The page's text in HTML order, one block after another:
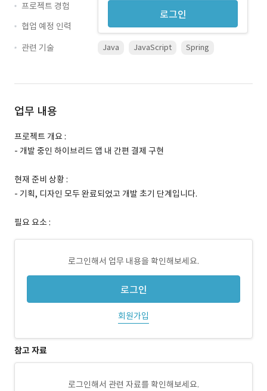
로그인
프로젝트 경험
협업 예정 인력
관련 기술
Java JavaScript Spring
업무 내용
프로젝트 개요 :
- 개발 중인 하이브리드 앱 내 간편 결제 구현
현재 준비 상황 :
- 기획, 디자인 모두 완료되었고 개발 초기 단계입니다.
필요 요소 :
로그인해서 업무 내용을 확인해보세요.
로그인
회원가입
참고 자료
로그인해서 관련 자료를 확인해보세요.